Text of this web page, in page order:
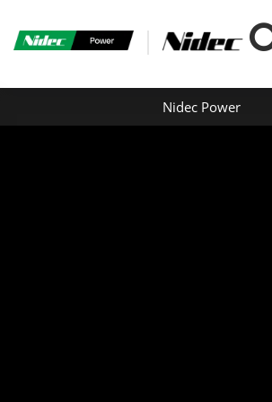
Nidec Power